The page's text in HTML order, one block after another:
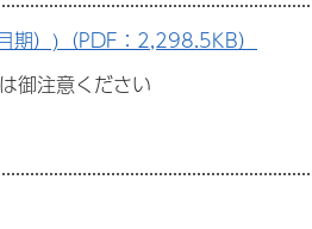
期）)（PDF：2,298.5KB）
御注意ください